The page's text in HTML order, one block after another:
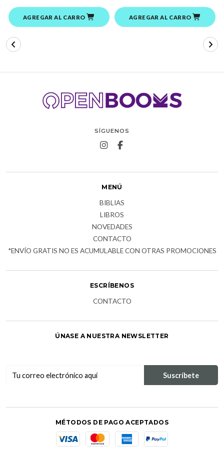
AGREGAR AL CARRO AGREGAR AL CARRO
SÍGUENOS
MENÚ
BIBLIAS
LIBROS
NOVEDADES
CONTACTO
*ENVÍO GRATIS NO ES ACUMULABLE CON OTRAS PROMOCIONES
ESCRÍBENOS
CONTACTO
ÚNASE A NUESTRA NEWSLETTER
MÉTODOS DE PAGO ACEPTADOS